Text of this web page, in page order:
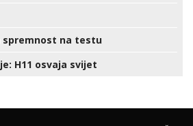
na testu
H11 osvaja svijet